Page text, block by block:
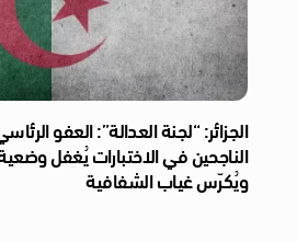
الجزائر: “لجنة العدالة”: العفو
الناجحين في الاختبارات يُغفل
ويُكرّس غياب الشفافية